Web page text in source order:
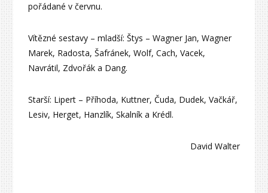
pořádané v červnu.
Vítězné sestavy – mladší: Štys – Wagner Jan, Wagner
Marek, Radosta, Šafránek, Wolf, Cach, Vacek,
Navrátil, Zdvořák a Dang.
Starší: Lipert – Příhoda, Kuttner, Čuda, Dudek, Vačkář,
Lesiv, Herget, Hanzlík, Skalník a Krédl.
David Walter